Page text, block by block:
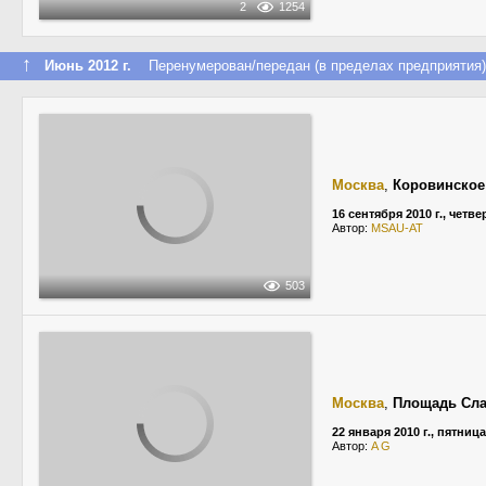
2 1254
↑ Июнь 2012 г. Перенумерован/передан (в пределах предприятия)
503
Москва,
16 сентября 2010 г.,
Автор: MSAU-AT
Москва, Площадь
22 января 2010 г., пятница
Автор: A G